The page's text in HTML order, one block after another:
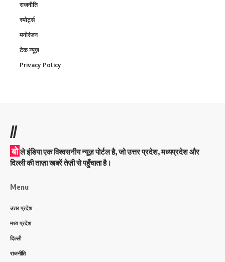
राजनीति
स्पोर्ट्स
मनोरंजन
टेक न्यूज़
Privacy Policy
//
बो ले इंडिया एक विश्वसनीय न्यूज़ पोर्टल है, जो उत्तर प्रदेश, मध्यप्रदेश और
दिल्ली की ताज़ा खबरें तेज़ी से पहुँचाता है।
Menu
उत्तर प्रदेश
मध्य प्रदेश
दिल्ली
राजनीति